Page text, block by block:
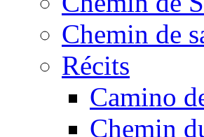
Chemin de
Récits
Camino
Chemin